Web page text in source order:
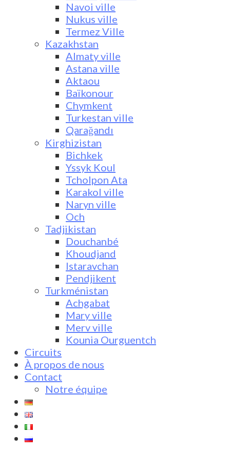
Navoi ville
Nukus ville
Termez Ville
Kazakhstan
Almaty ville
Astana ville
Aktaou
Baïkonour
Chymkent
Turkestan ville
Qarağandı
Kirghizistan
Bichkek
Yssyk Koul
Tcholpon Ata
Karakol ville
Naryn ville
Och
Tadjikistan
Douchanbé
Khoudjand
Istaravchan
Pendjikent
Turkménistan
Achgabat
Mary ville
Merv ville
Kounia Ourguentch
Circuits
À propos de nous
Contact
Notre équipe